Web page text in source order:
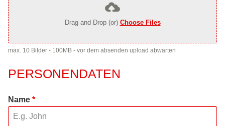
Drag and Drop (or) Choose Files
max. 10 Bilder - 100MB - vor dem absenden upload abwarten
PERSONENDATEN
Name *